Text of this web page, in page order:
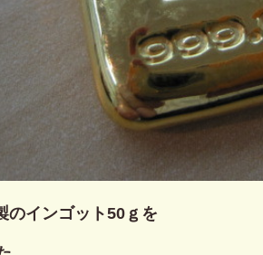
のインゴット50ｇを